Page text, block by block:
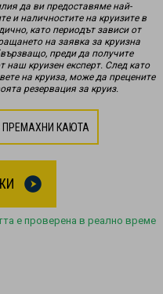
да ви предоставяме най-
и наличностите на круизите в
като периодът зависи от
на заявка за круизна
преди да получите
круизен експерт. След като
на круиза, може да прецените
резервация за круиз.
ПРЕМАХНИ КАЮТА
е проверена в реално време